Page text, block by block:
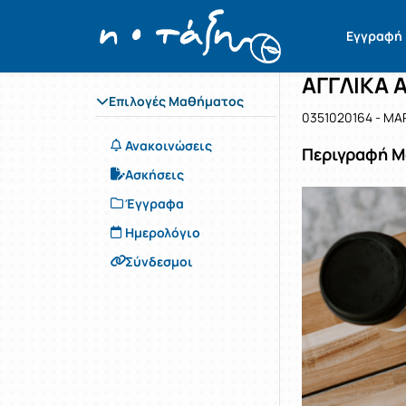
Εγγραφή
Επιλογές Μαθήματος
Ανακοινώσεις
Ασκήσεις
Έγγραφα
Ημερολόγιο
Σύνδεσμοι
Αρχική Σελίδα
Μάθημα :
Κωδικός :
ΑΓΓΛΙΚΑ
0351020164 -
Περιγραφή